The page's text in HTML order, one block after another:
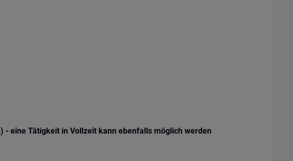
- eine Tätigkeit in Vollzeit kann ebenfalls möglich werden